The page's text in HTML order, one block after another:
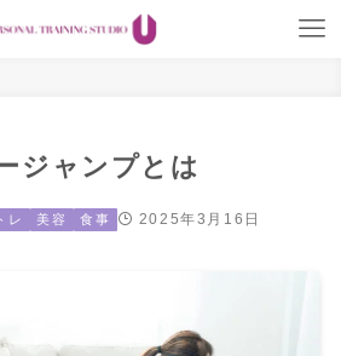
ジャンプとは
レ 美容 食事 2025年3月16日